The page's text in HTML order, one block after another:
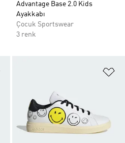
Advantage Base 2.0 Kids
Ayakkabı
Çocuk Sportswear
3 renk